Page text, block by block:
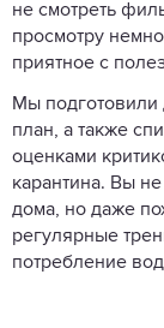
не смотреть
просмотру
приятное с
Мы подготовили
план, а также
оценками
карантина. Вы
дома, но даже
регулярные
потребление